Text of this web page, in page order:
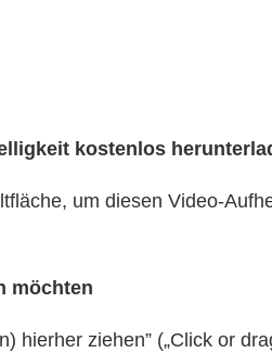
kostenlos
um diesen Video-
möchten
hierher ziehen” („Click or